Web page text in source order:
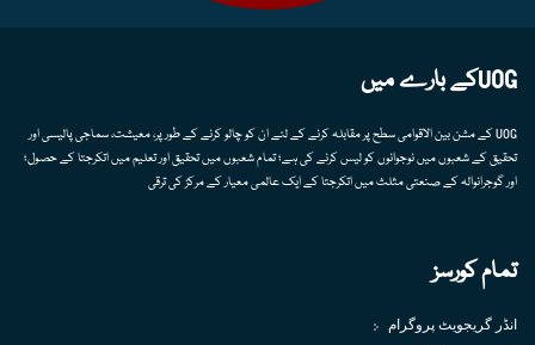
UOGکے بارے میں
UOG کے مشن بین الاقوامی سطح پر مقابلہ کرنے کے لئے ان کو چالو کرنے کے طور پر، معیشت، سماجی پالیسی اور
تحقیق کے شعبوں میں نوجوانوں کو لیس کرنے کی ہے؛ تمام شعبوں میں تحقیق اور تعلیم میں اتکرجتا کے حصول؛
اور گوجرانوالہ کے صنعتی مثلث میں اتکرجتا کے ایک عالمی معیار کے مرکز کی ترقی
تمام کورسز
انڈر گریجویٹ پروگرام